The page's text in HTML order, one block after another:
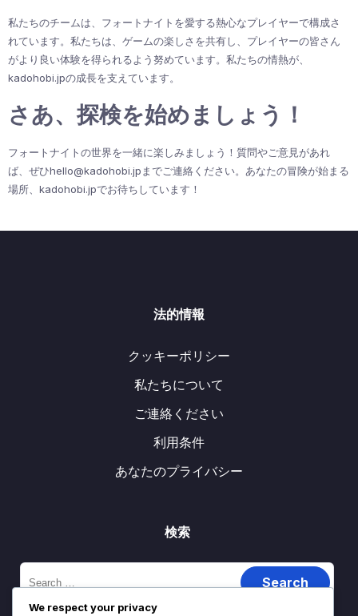
私たちのチームは、フォートナイトを愛する熱心なプレイヤーで構成さ
れています。私たちは、ゲームの楽しさを共有し、プレイヤーの皆さん
がより良い体験を得られるよう努めています。私たちの情熱が、
kadohobi.jpの成長を支えています。
さあ、探検を始めましょう！
フォートナイトの世界を一緒に楽しみましょう！質問やご意見があれ
ば、ぜひhello@kadohobi.jp までご連絡ください。あなたの冒険が始まる
場所、kadohobi.jpでお待ちしています！
法的情報
クッキーポリシー
私たちについて
ご連絡ください
利用条件
あなたのプライバシー
検索
Search
for:
We respect your privacy